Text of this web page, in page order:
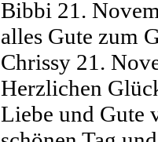
Bibbi 21.
alles Gute zum
Chrissy 21.
Herzlichen
Liebe und Gute